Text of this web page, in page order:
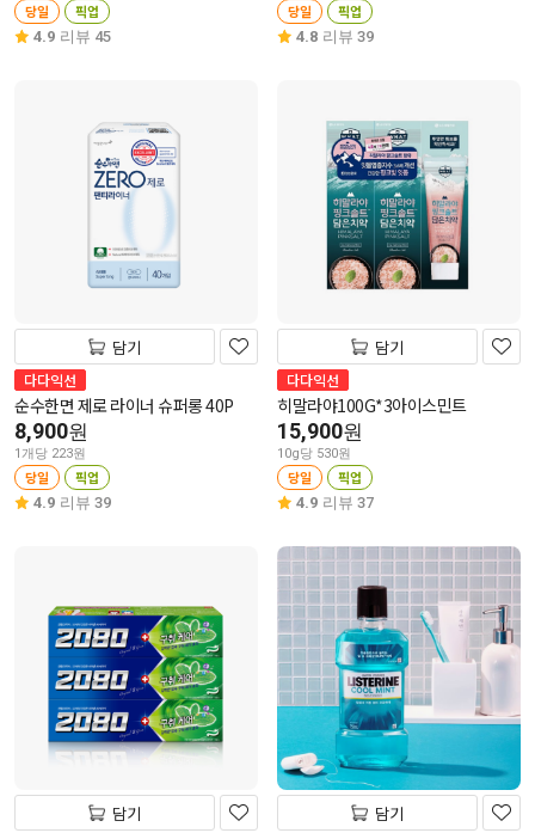
당일 픽업
4.9 리뷰 45
당일 픽업
4.8 리뷰 39
담기
다다익선
순수한면 제로 라이너 슈퍼롱 40P
8,900원
1개당 223원
당일 픽업
4.9 리뷰 39
담기
다다익선
히말라야100G*3아이스민트
15,900원
10g당 530원
당일 픽업
4.9 리뷰 37
담기 담기